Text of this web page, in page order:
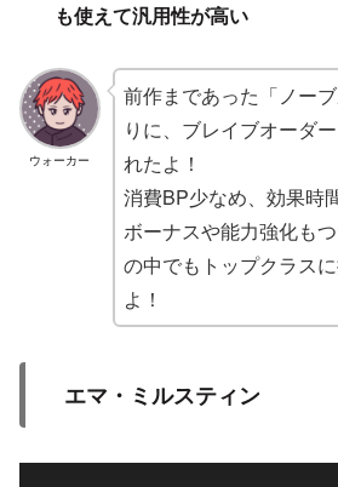
も使えて汎用性が高い
ウォーカー
前作まであった「ノー
りに、ブレイブオーダ
れたよ！
消費BP少なめ、効果時
ボーナスや能力強化も
の中でもトップクラス
よ！
エマ・ミルスティン